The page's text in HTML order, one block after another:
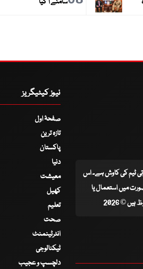
ٹیم کی کاوش ہے۔ اس
میں استعمال یا
© 2026
نیوز کیٹیگریز
صفحۂ اول
تازہ ترین
پاکستان
دنیا
معیشت
کھیل
تعلیم
صحت
انٹرٹینمنٹ
ٹیکنالوجی
دلچسپ و عجیب